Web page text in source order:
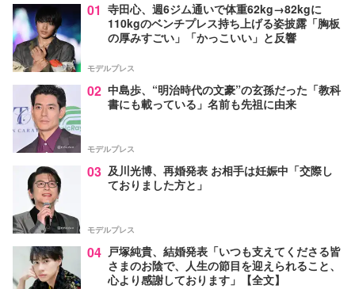
01 寺田心、週6ジム通いで体重62kg→82kgに
110kgのベンチプレス持ち上げる姿披露「胸板
の厚みすごい」「かっこいい」と反響
モデルプレス
02 中島歩、“明治時代の文豪”の玄孫だった「教科
書にも載っている」名前も先祖に由来
モデルプレス
03 及川光博、再婚発表 お相手は妊娠中「交際し
ておりました方と」
モデルプレス
04 戸塚純貴、結婚発表「いつも支えてくださる皆
さまのお陰で、人生の節目を迎えられること、
心より感謝しております」【全文】